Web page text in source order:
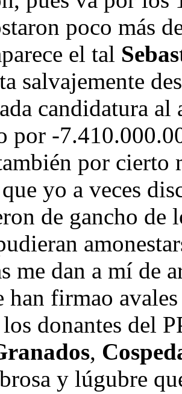
poco más
el tal
salvajemente
candidatura
por -
por cierto
yo a veces
de gancho de
me dan a mí de
han firmao
donantes del
,
y lúgubre